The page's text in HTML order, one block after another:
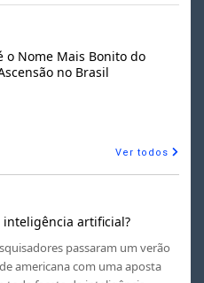
o Nome Mais Bonito do
no Brasil
Ver todos
inteligência artificial?
passaram um verão
americana com uma aposta